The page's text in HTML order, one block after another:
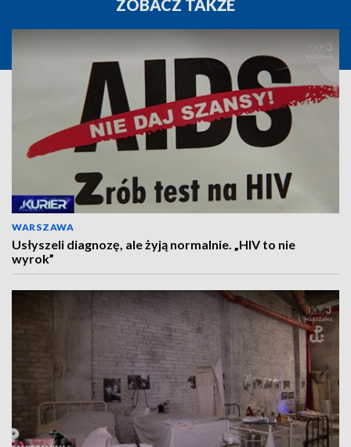
ZOBACZ TAKŻE
WARSZAWA
Usłyszeli diagnozę, ale żyją normalnie. „HIV to nie
wyrok”